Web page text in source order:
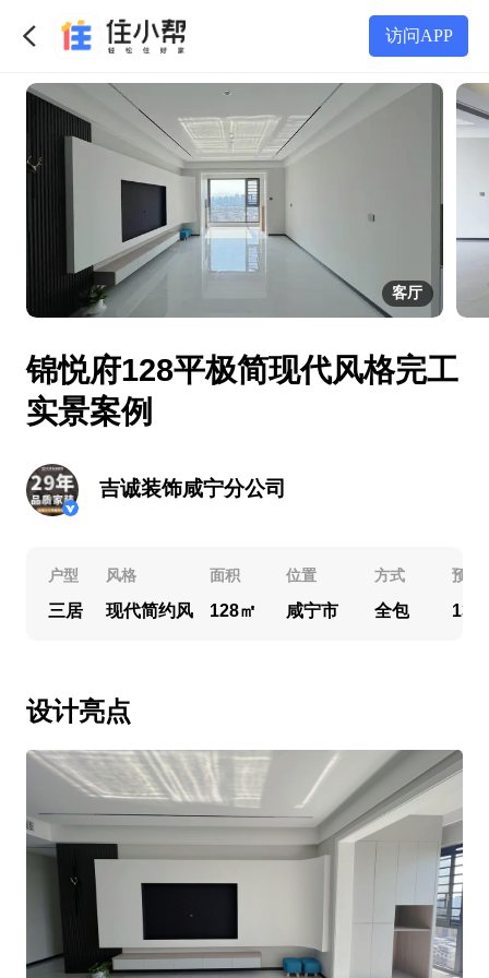
访问APP
客厅
锦悦府128平极简现代风格完工
实景案例
吉诚装饰咸宁分公司
户型
三居
风格
现代简约风
面积
128㎡
位置
咸宁市
方式
全包
预算
13万
设计亮点